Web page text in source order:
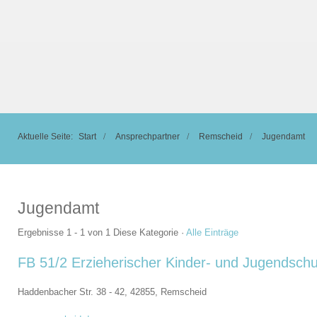
Aktuelle Seite: Start Ansprechpartner Remscheid Jugendamt
Jugendamt
Ergebnisse 1 - 1 von 1 Diese Kategorie · Alle Einträge
FB 51/2 Erzieherischer Kinder- und
Haddenbacher Str. 38 - 42, 42855, Remscheid